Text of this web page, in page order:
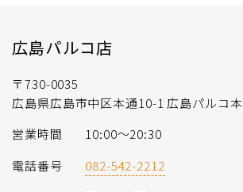
広島パルコ店
〒730-0035
広島県広島市中区本通10-1 広島パルコ
営業時間
10:00～20:30
電話番号
082-542-2212